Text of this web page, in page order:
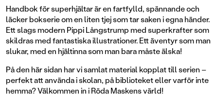
Handbok för superhjältar är en fartfylld, spännande och
läcker bokserie om en liten tjej som tar saken i egna händer.
Ett slags modern Pippi Långstrump med superkrafter som
skildras med fantastiska illustrationer. Ett äventyr som man
slukar, med en hjältinna som man bara måste älska!
På den här sidan har vi samlat material kopplat till serien –
perfekt att använda i skolan, på biblioteket eller varför inte
hemma? Välkommen in i Röda Maskens värld!